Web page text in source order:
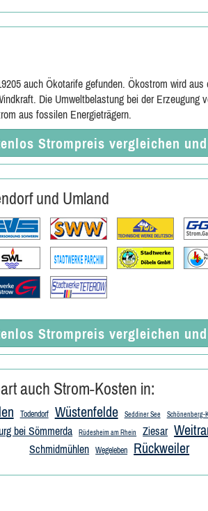
auch Ökotarife gefunden. Ökostrom wird aus
Die Umweltbelastung bei der Erzeugung
aus fossilen Energieträgern.
Strompreis vergleichen
und Umland
Strompreis vergleichen
auch Strom-Kosten in:
Todendorf Wüstenfelde Seddiner See Schönenberg-
bei Sömmerda Rüdesheim am Rhein Ziesar
Schmidmühlen Wegeleben Rückweiler